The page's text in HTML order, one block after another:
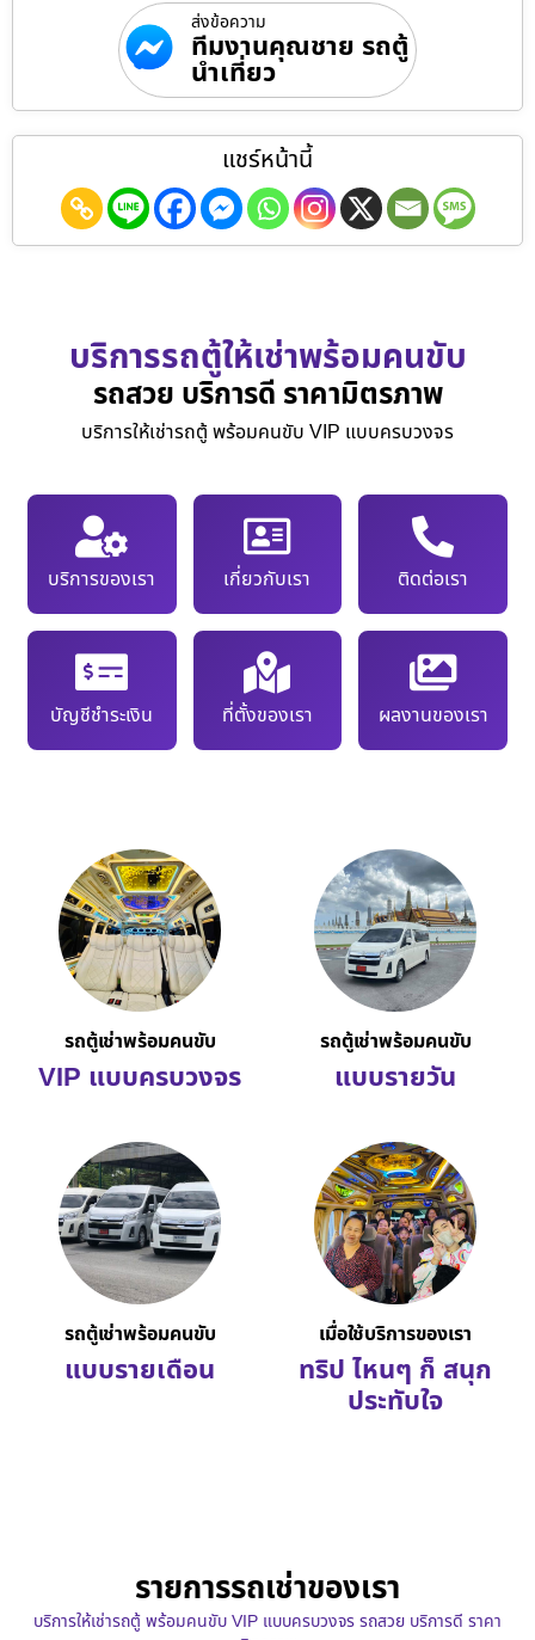
ส่งข้อความ
ทีมงานคุณชาย รถตู้
นำเที่ยว
แชร์หน้านี้
บริการรถตู้ให้เช่าพร้อมคนขับ
รถสวย บริการดี ราคามิตรภาพ
บริการให้เช่ารถตู้ พร้อมคนขับ VIP แบบครบวงจร
บริการของเรา เกี่ยวกับเรา ติดต่อเรา
บัญชีชำระเงิน ที่ตั้งของเรา ผลงานของเรา
รถตู้เช่าพร้อมคนขับ
VIP แบบครบวงจร
รถตู้เช่าพร้อมคนขับ
แบบรายวัน
รถตู้เช่าพร้อมคนขับ
แบบรายเดือน
เมื่อใช้บริการของเรา
ทริป ไหนๆ ก็ สนุก
ประทับใจ
รายการรถเช่าของเรา
บริการให้เช่ารถตู้ พร้อมคนขับ VIP แบบครบวงจร รถสวย บริการดี ราคา